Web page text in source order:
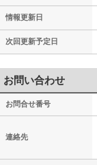
情報更新日
次回更新予定日
お問い合わせ
お問合せ番号
連絡先